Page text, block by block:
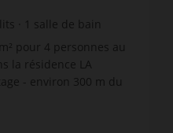
lits
salle de bain
pour 4 personnes au
la résidence LA
- environ 300 m du